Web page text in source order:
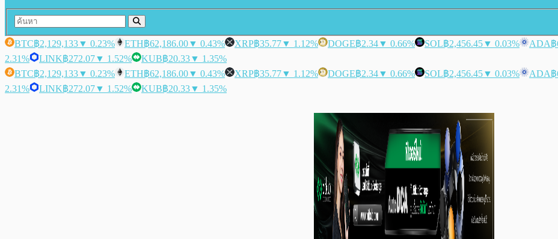
BTC฿2,129,133▼ 0.23% ETH฿62,186.00▼ 0.43% XRP฿35.77▼ 1.12% DOGE฿2.34▼ 0.66% SOL฿2,456.45▼ 0.03% ADA฿
2.31%
LINK฿272.07▼ 1.52% KUB฿20.33▼ 1.35%
BTC฿2,129,133▼ 0.23% ETH฿62,186.00▼ 0.43% XRP฿35.77▼ 1.12% DOGE฿2.34▼ 0.66% SOL฿2,456.45▼ 0.03% ADA฿
2.31%
LINK฿272.07▼ 1.52% KUB฿20.33▼ 1.35%